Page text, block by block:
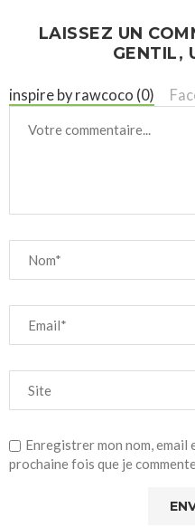
LAISSEZ UN
GENTIL,
inspire by rawcoco (0)
Enregistrer mon nom,
prochaine fois que je